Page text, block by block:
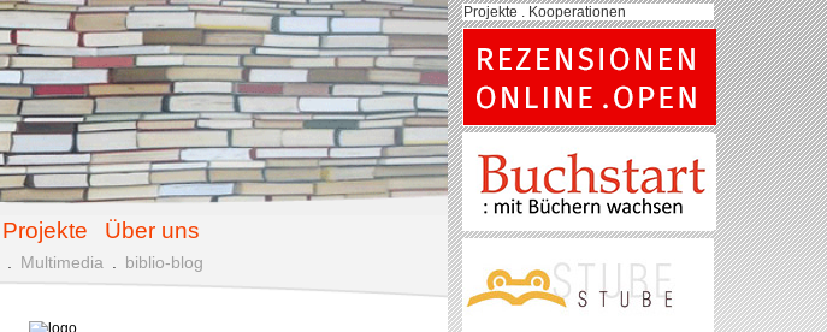
Projekte Über uns
Multimedia biblio-blog
Projekte . Kooperationen